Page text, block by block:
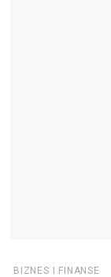
BIZNES I FINANSE